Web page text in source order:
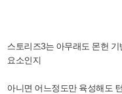
스토리즈3는 아무래도 몬헌
요소인지
아니면 어느정도만 육성해도